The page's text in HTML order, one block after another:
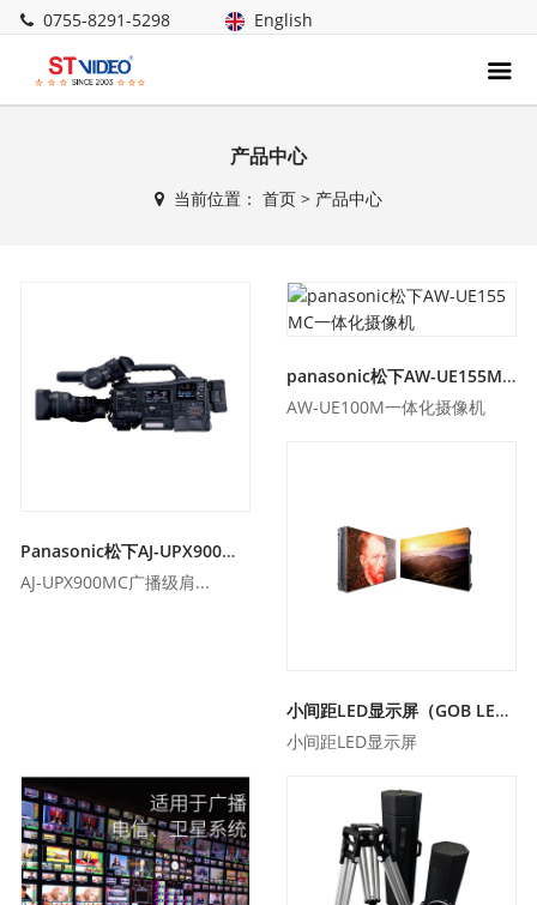
0755-8291-5298 English
产品中心
当前位置： 首页> 产品中心
Panasonic松下AJ-UPX900MC广播级肩扛摄录一体机
AJ-UPX900MC广播级肩...
panasonic松下AW-UE155MC一体化摄像机
AW-UE100M一体化摄像机
小间距LED显示屏（GOB LED显示屏）
小间距LED显示屏